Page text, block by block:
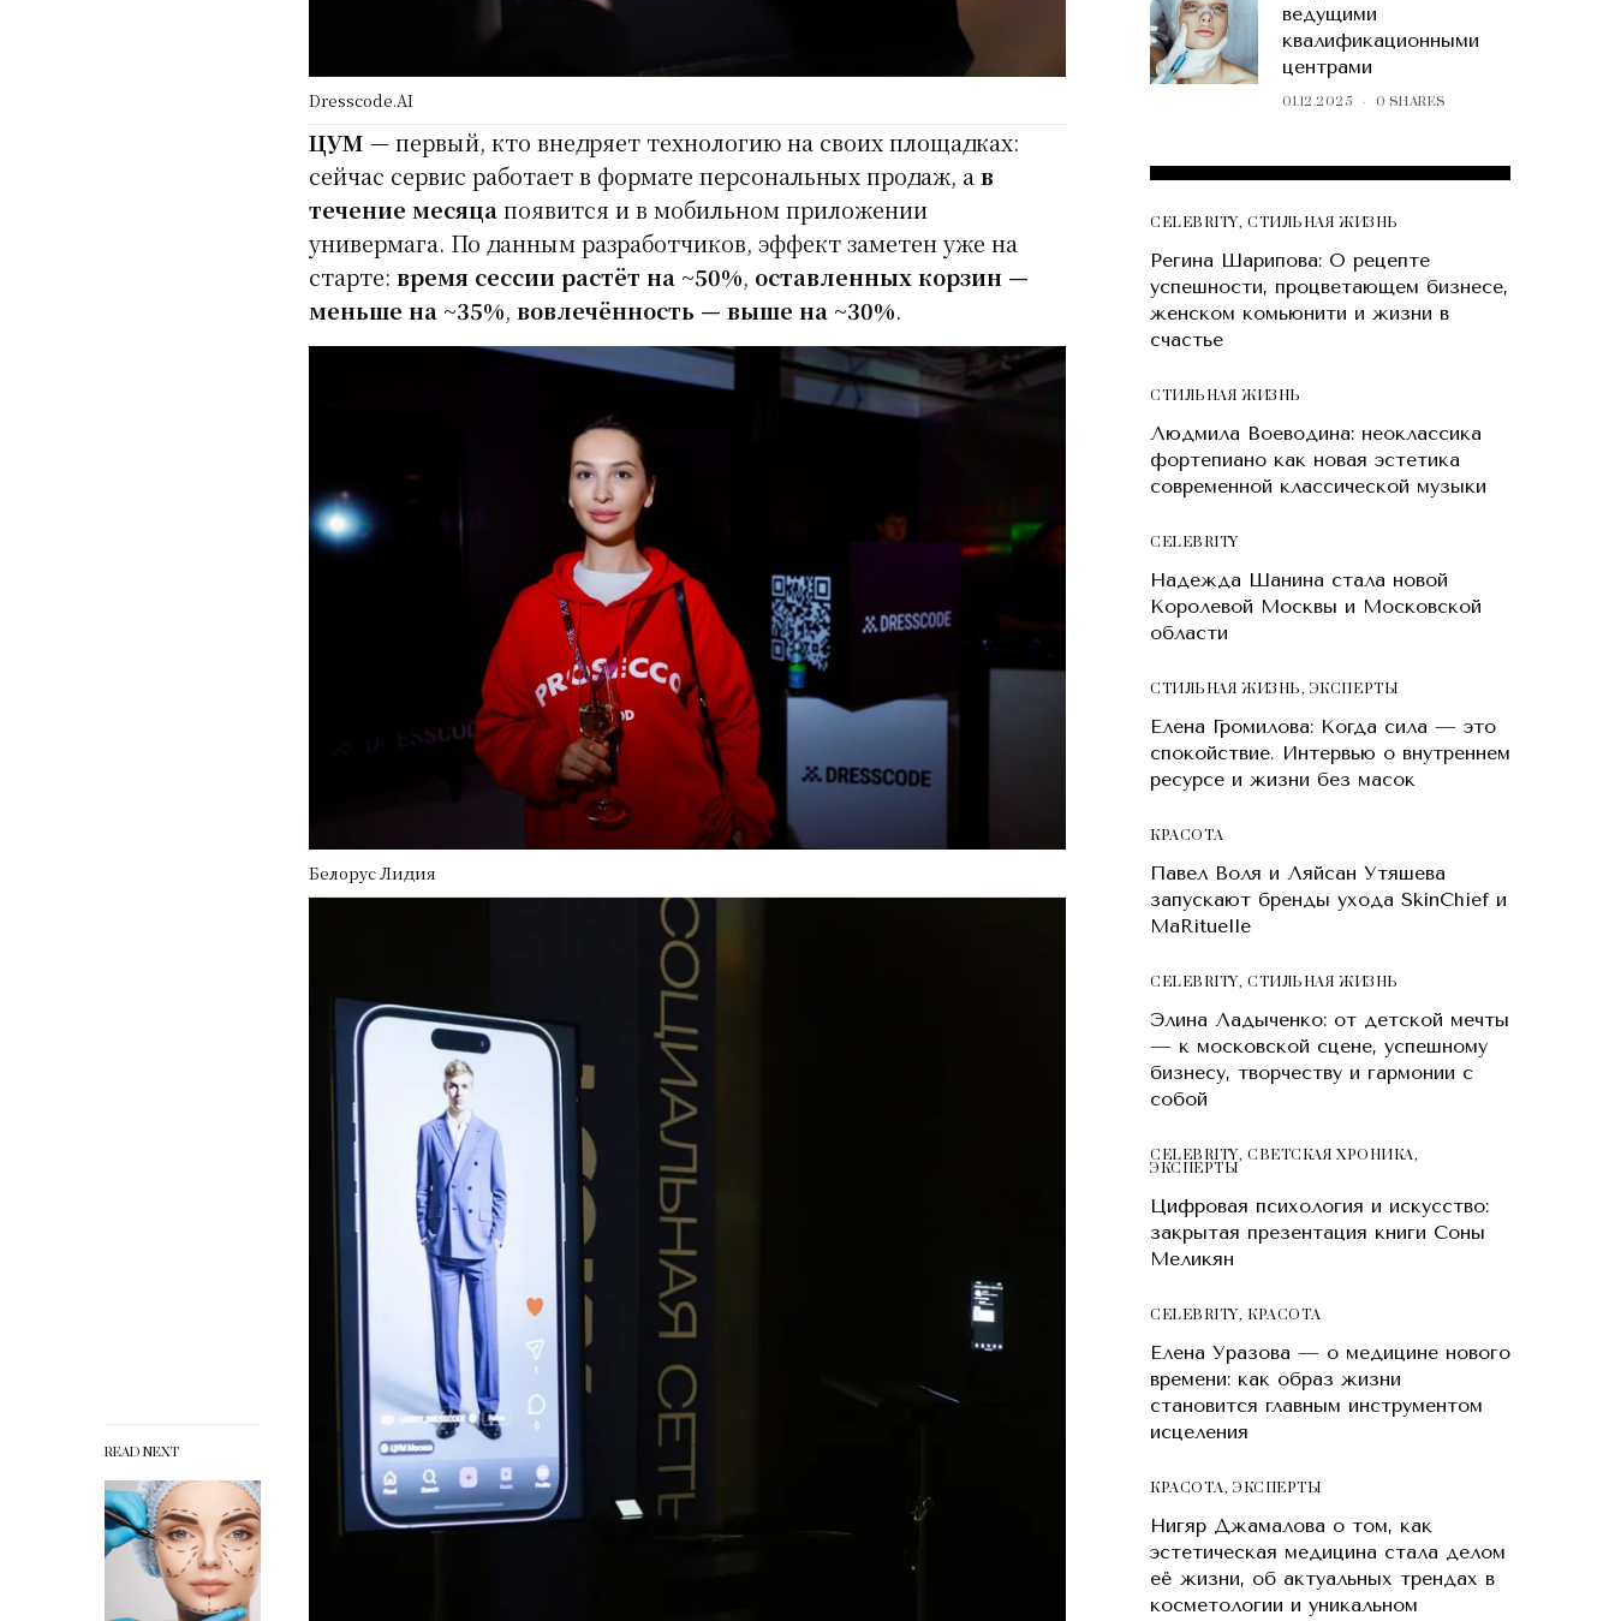
READ NEXT
Dresscode.AI
ЦУМ — первый, кто внедряет технологию на своих площадках:
сейчас сервис работает в формате персональных продаж, ав
течение месяцапоявится и в мобильном приложении
универмага. По данным разработчиков, эффект заметен уже на
старте:время сессии растёт на ~50%, оставленных корзин —
меньше на ~35%,вовлечённость — выше на ~30%.
Белорус Лидия
ведущими
квалификационными
центрами
01.12.2025 0 SHARES
CELEBRITY,СТИЛЬНАЯ ЖИЗНЬ
Регина Шарипова: О рецепте
успешности, процветающем бизнесе,
женском комьюнити и жизни в
счастье
СТИЛЬНАЯ ЖИЗНЬ
Людмила Воеводина: неоклассика
фортепиано как новая эстетика
современной классической музыки
CELEBRITY
Надежда Шанина стала новой
Королевой Москвы и Московской
области
СТИЛЬНАЯ ЖИЗНЬ, ЭКСПЕРТЫ
Елена Громилова: Когда сила — это
спокойствие. Интервью о внутреннем
ресурсе и жизни без масок
КРАСОТA
Павел Воля и Ляйсан Утяшева
запускают бренды ухода SkinChief и
MaRituelle
CELEBRITY,СТИЛЬНАЯ ЖИЗНЬ
Элина Ладыченко: от детской мечты
— к московской сцене, успешному
бизнесу, творчеству и гармонии с
собой
CELEBRITY,СВЕТСКАЯ ХРОНИКА,
ЭКСПЕРТЫ
Цифровая психология и искусство:
закрытая презентация книги Соны
Меликян
CELEBRITY, КРАСОТA
Елена Уразова — о медицине нового
времени: как образ жизни
становится главным инструментом
исцеления
КРАСОТA, ЭКСПЕРТЫ
Нигяр Джамалова о том, как
эстетическая медицина стала делом
её жизни, об актуальных трендах в
косметологии и уникальном